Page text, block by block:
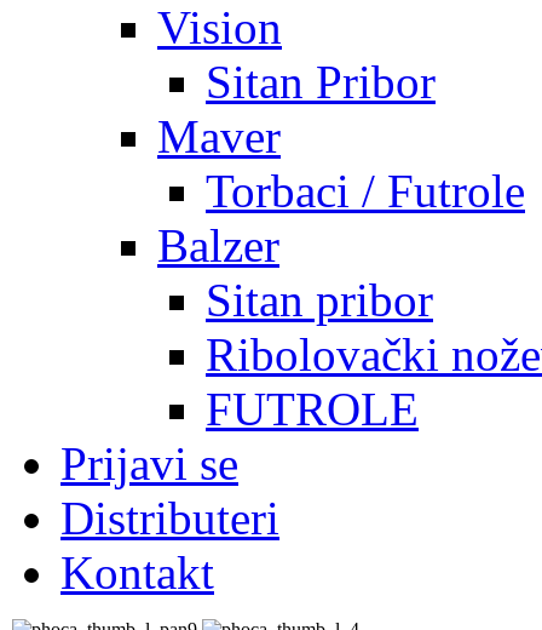
Vision
Sitan Pribor
Maver
Torbaci / Futrole
Balzer
Sitan pribor
Ribolovački
FUTROLE
Prijavi se
Distributeri
Kontakt